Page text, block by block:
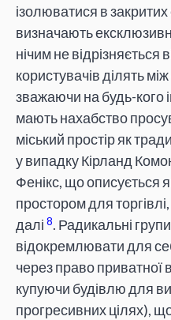
ізолюватися в
визначають
нічим не відрізняється
користувачів ділять
зважаючи на будь-кого
мають нахабство
міський простір як
у випадку Кірланд
Фенікс, що описується
простором для торгівлі,
далі 8. Радикальні
відокремлювати для
через право приватної
купуючи будівлю для
прогресивних цілях),